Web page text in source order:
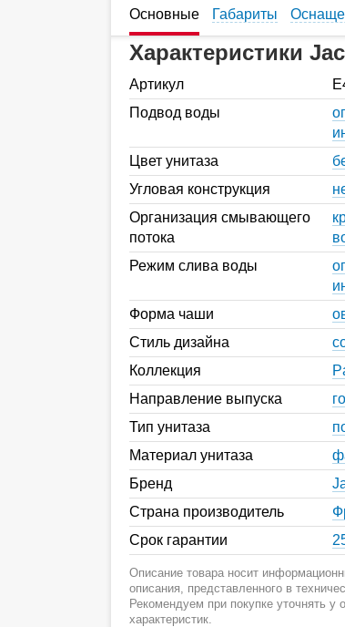
Основные Габариты
Характеристики
Артикул
Подвод воды
Цвет унитаза
Угловая конструкция
Организация смывающего
потока
Режим слива воды
Форма чаши
Стиль дизайна
Коллекция
Направление выпуска
Тип унитаза
Материал унитаза
Бренд
Страна производитель
Срок гарантии
Описание товара носит
описания, представленного в
Рекомендуем при покупке уточнять
характеристик.